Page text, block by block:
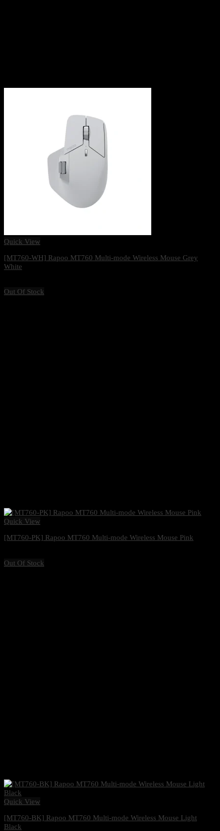
Quick View
[MT760-WH] Rapoo MT760 Multi-mode Wireless Mouse Grey
White
Out Of Stock
Quick View
[MT760-PK] Rapoo MT760 Multi-mode Wireless Mouse Pink
Out Of Stock
Quick View
[MT760-BK] Rapoo MT760 Multi-mode Wireless Mouse Light
Black